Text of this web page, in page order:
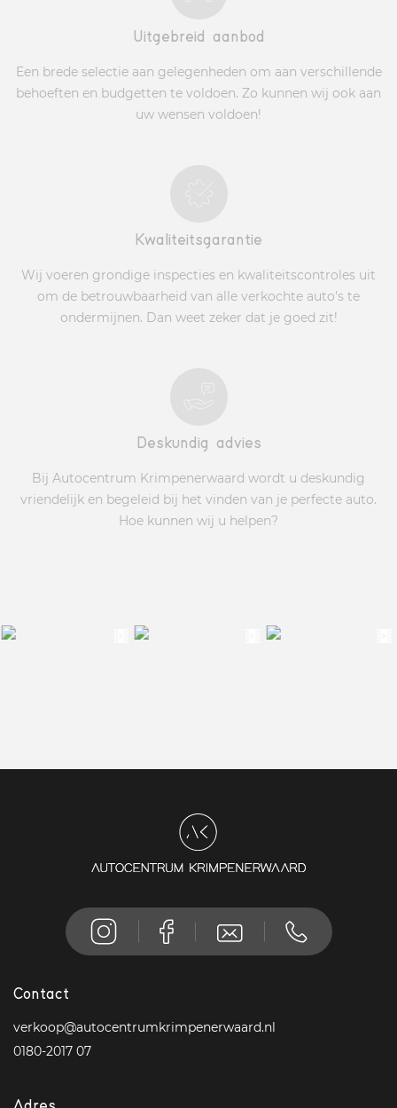
Uitgebreid aanbod
Een brede selectie aan gelegenheden om aan verschillende
behoeften en budgetten te voldoen. Zo kunnen wij ook aan
uw wensen voldoen!
Kwaliteitsgarantie
Wij voeren grondige inspecties en kwaliteitscontroles uit
om de betrouwbaarheid van alle verkochte auto's te
ondermijnen. Dan weet zeker dat je goed zit!
Deskundig advies
Bij Autocentrum Krimpenerwaard wordt u deskundig
vriendelijk en begeleid bij het vinden van je perfecte auto.
Hoe kunnen wij u helpen?
Contact
verkoop@autocentrumkrimpenerwaard.nl
0180-2017 07